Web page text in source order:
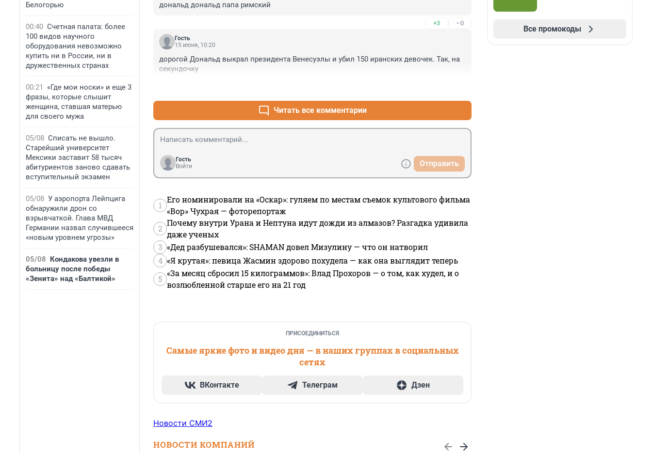
Белогорью
00:40 Счетная палата: более
100 видов научного
оборудования невозможно
купить ни в России, ни в
дружественных странах
00:21
«Где мои носки» и еще 3
фразы, которые слышит
женщина, ставшая матерью
для своего мужа
05/08 Списать не вышло.
Старейший университет
Мексики заставит 58 тысяч
абитуриентов заново сдавать
вступительный экзамен
05/08 У аэропорта Лейпцига
обнаружили дрон со
взрывчаткой. Глава МВД
Германии назвал случившееся
«новым уровнем угрозы»
05/08 Кондакова увезли в
больницу после победы
«Зенита» над «Балтикой»
дональд дональд папа римский
+3 –0
Гость
15 июня, 10:20
дорогой Дональд выкрал президента Венесуэлы и убил 150 иранских девочек. Так, на
секундочку
Читать все комментарии
Гость
Войти
Отправить
1
Его номинировали на «Оскар»: гуляем по местам съемок культового фильма
«Вор» Чухрая — фоторепортаж
2
Почему внутри Урана и Нептуна идут дожди из алмазов? Разгадка удивила
даже ученых
3 «Дед разбушевался»: SHAMAN довел Мизулину — что он натворил
4 «Я крутая»: певица Жасмин здорово похудела — как она выглядит теперь
5
«За месяц сбросил 15 килограммов»: Влад Прохоров — о том, как худел, и о
возлюбленной старше его на 21 год
ПРИСОЕДИНИТЬСЯ
Самые яркие фото и видео дня — в наших группах в социальных
сетях
ВКонтакте Телеграм Дзен
Новости СМИ2
НОВОСТИ КОМПАНИЙ
Все промокоды